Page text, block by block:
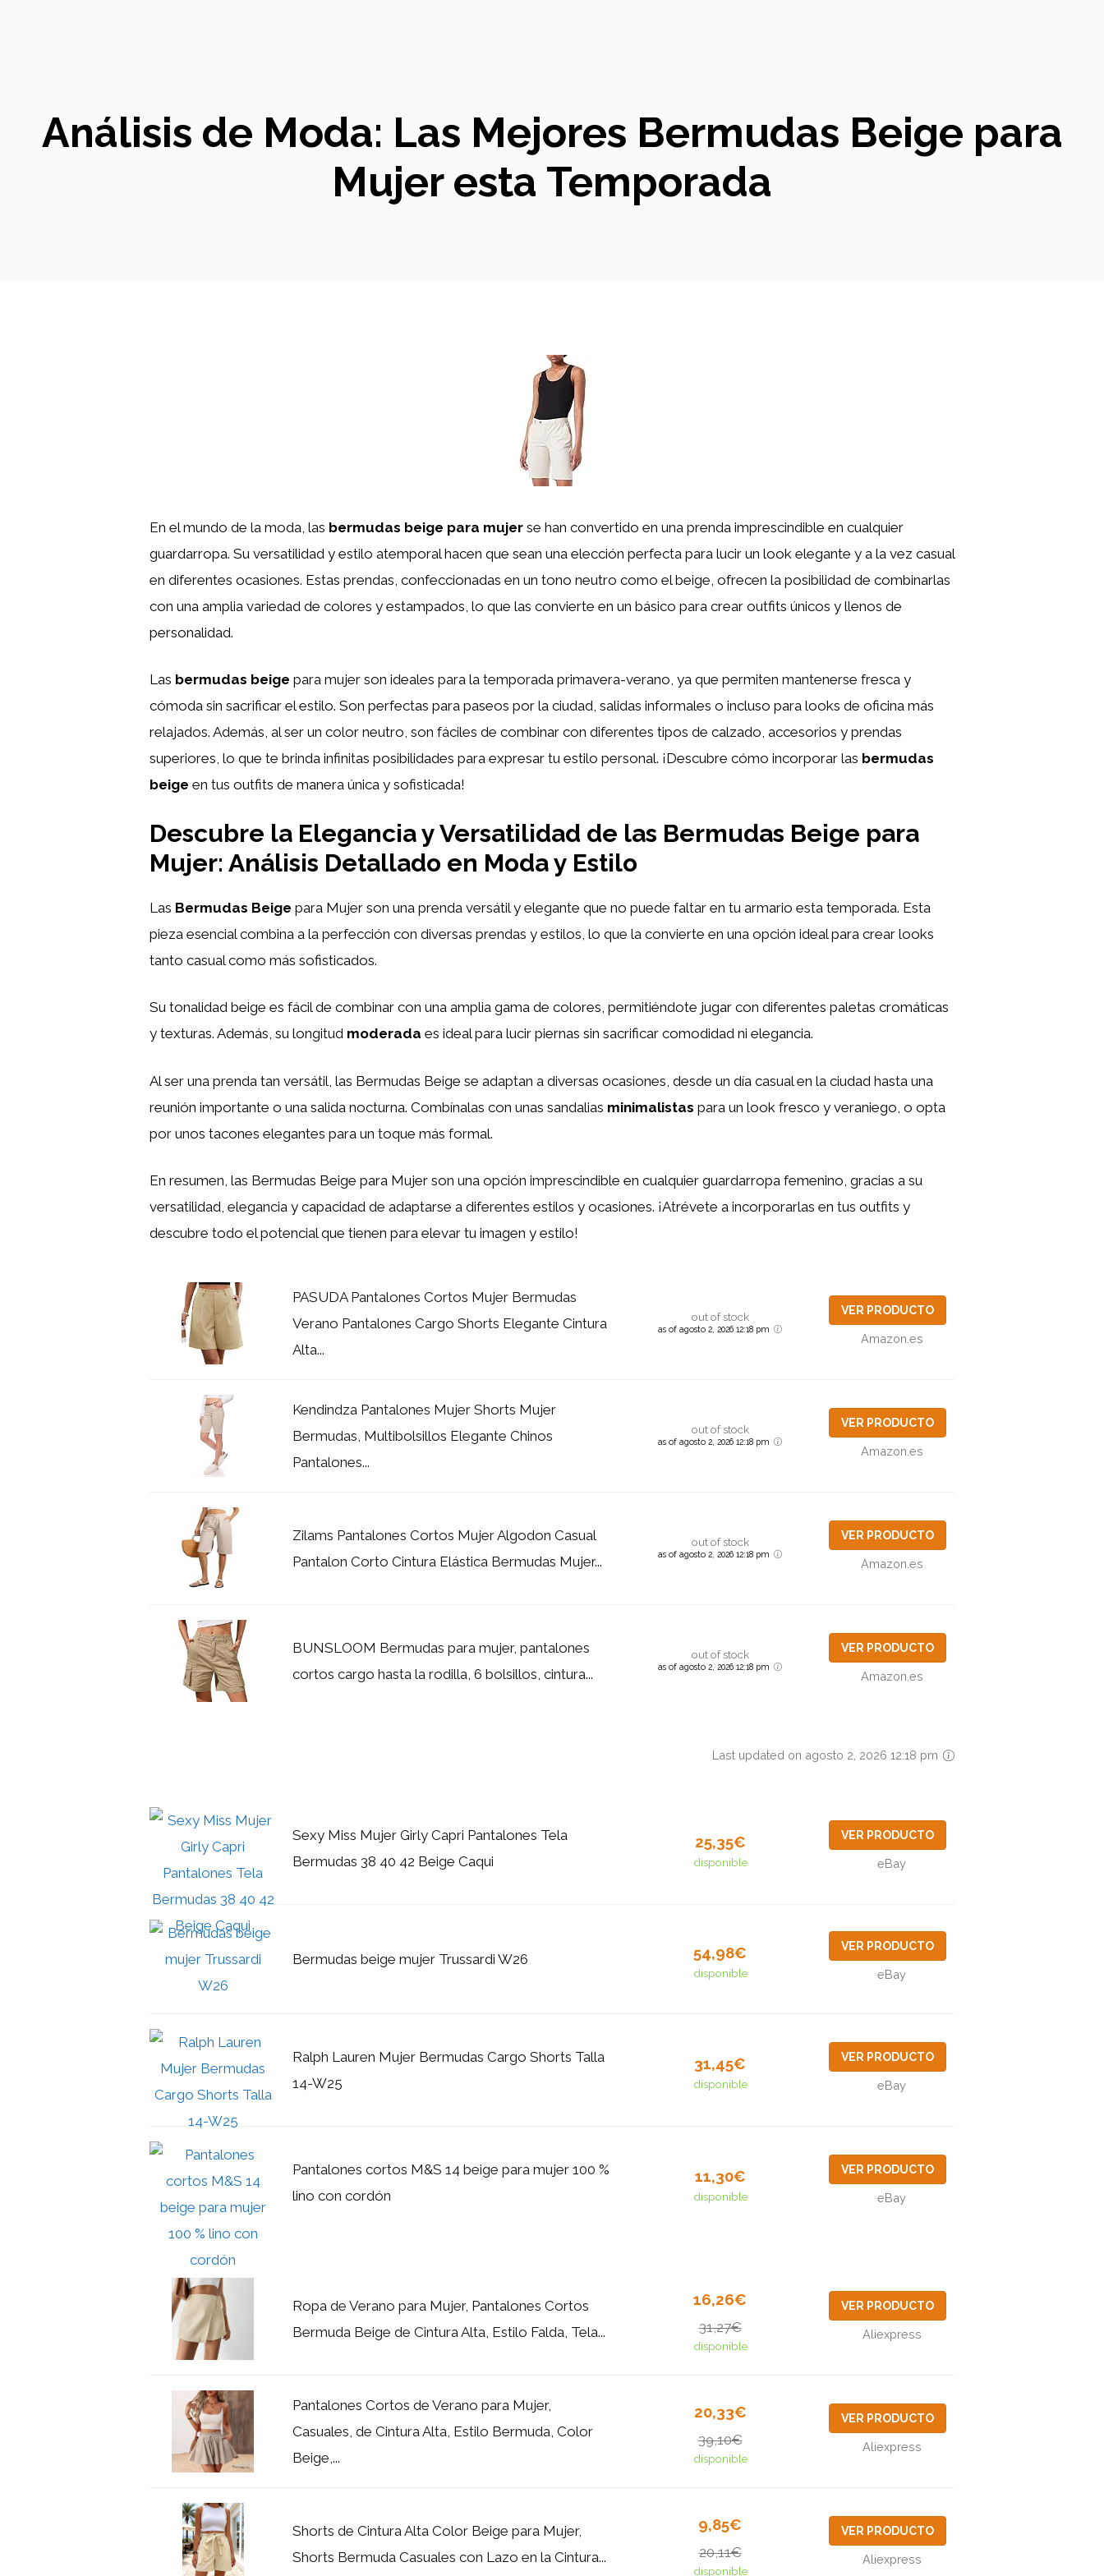
Análisis de Moda: Las Mejores Bermudas Beige para
Mujer esta Temporada
En el mundo de la moda, las bermudas beige para mujer se han convertido en una prenda imprescindible en cualquier
guardarropa. Su versatilidad y estilo atemporal hacen que sean una elección perfecta para lucir un look elegante y a la vez casual
en diferentes ocasiones. Estas prendas, confeccionadas en un tono neutro como el beige, ofrecen la posibilidad de combinarlas
con una amplia variedad de colores y estampados, lo que las convierte en un básico para crear outfits únicos y llenos de
personalidad.
Las bermudas beige para mujer son ideales para la temporada primavera-verano, ya que permiten mantenerse fresca y
cómoda sin sacrificar el estilo. Son perfectas para paseos por la ciudad, salidas informales o incluso para looks de oficina más
relajados. Además, al ser un color neutro, son fáciles de combinar con diferentes tipos de calzado, accesorios y prendas
superiores, lo que te brinda infinitas posibilidades para expresar tu estilo personal. ¡Descubre cómo incorporar las bermudas
beige en tus outfits de manera única y sofisticada!
Descubre la Elegancia y Versatilidad de las Bermudas Beige para
Mujer: Análisis Detallado en Moda y Estilo
Las Bermudas Beige para Mujer son una prenda versátil y elegante que no puede faltar en tu armario esta temporada. Esta
pieza esencial combina a la perfección con diversas prendas y estilos, lo que la convierte en una opción ideal para crear looks
tanto casual como más sofisticados.
Su tonalidad beige es fácil de combinar con una amplia gama de colores, permitiéndote jugar con diferentes paletas cromáticas
y texturas. Además, su longitud moderada es ideal para lucir piernas sin sacrificar comodidad ni elegancia.
Al ser una prenda tan versátil, las Bermudas Beige se adaptan a diversas ocasiones, desde un día casual en la ciudad hasta una
reunión importante o una salida nocturna. Combínalas con unas sandalias minimalistas para un look fresco y veraniego, o opta
por unos tacones elegantes para un toque más formal.
En resumen, las Bermudas Beige para Mujer son una opción imprescindible en cualquier guardarropa femenino, gracias a su
versatilidad, elegancia y capacidad de adaptarse a diferentes estilos y ocasiones. ¡Atrévete a incorporarlas en tus outfits y
descubre todo el potencial que tienen para elevar tu imagen y estilo!
PASUDA Pantalones Cortos Mujer Bermudas
Verano Pantalones Cargo Shorts Elegante Cintura
Alta...
out of stock
as of agosto 2, 2026 12:18 pm
VER PRODUCTO
Amazon.es
Kendindza Pantalones Mujer Shorts Mujer
Bermudas, Multibolsillos Elegante Chinos
Pantalones...
out of stock
as of agosto 2, 2026 12:18 pm
VER PRODUCTO
Amazon.es
Zilams Pantalones Cortos Mujer Algodon Casual
Pantalon Corto Cintura Elástica Bermudas Mujer...
out of stock
as of agosto 2, 2026 12:18 pm
VER PRODUCTO
Amazon.es
BUNSLOOM Bermudas para mujer, pantalones
cortos cargo hasta la rodilla, 6 bolsillos, cintura...
out of stock
as of agosto 2, 2026 12:18 pm
VER PRODUCTO
Amazon.es
Last updated on agosto 2, 2026 12:18 pm
Sexy Miss Mujer Girly Capri Pantalones Tela
Bermudas 38 40 42 Beige Caqui
25,35€
disponible
VER PRODUCTO
eBay
Bermudas beige mujer Trussardi W26 54,98€
disponible
VER PRODUCTO
eBay
Ralph Lauren Mujer Bermudas Cargo Shorts Talla
14-W25
31,45€
disponible
VER PRODUCTO
eBay
Pantalones cortos M&S 14 beige para mujer 100 %
lino con cordón
11,30€
disponible
VER PRODUCTO
eBay
Ropa de Verano para Mujer, Pantalones Cortos
Bermuda Beige de Cintura Alta, Estilo Falda, Tela...
16,26€
31,27€
disponible
VER PRODUCTO
Aliexpress
Pantalones Cortos de Verano para Mujer,
Casuales, de Cintura Alta, Estilo Bermuda, Color
Beige,...
20,33€
39,10€
disponible
VER PRODUCTO
Aliexpress
Shorts de Cintura Alta Color Beige para Mujer,
Shorts Bermuda Casuales con Lazo en la Cintura...
9,85€
20,11€
disponible
VER PRODUCTO
Aliexpress